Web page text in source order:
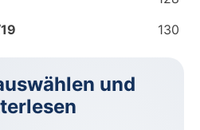
130
und